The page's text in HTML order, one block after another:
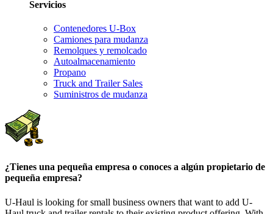
Servicios
Contenedores U-Box
Camiones para mudanza
Remolques y remolcado
Autoalmacenamiento
Propano
Truck and Trailer Sales
Suministros de mudanza
¿Tienes una pequeña empresa o conoces a algún propietario de
pequeña empresa?
U-Haul is looking for small business owners that want to add U-